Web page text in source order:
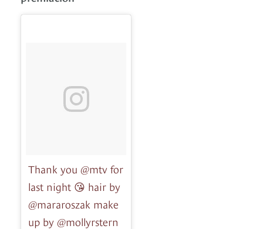
Thank you @mtv for
last night 😘 hair by
@mararoszak make
up by @mollyrstern